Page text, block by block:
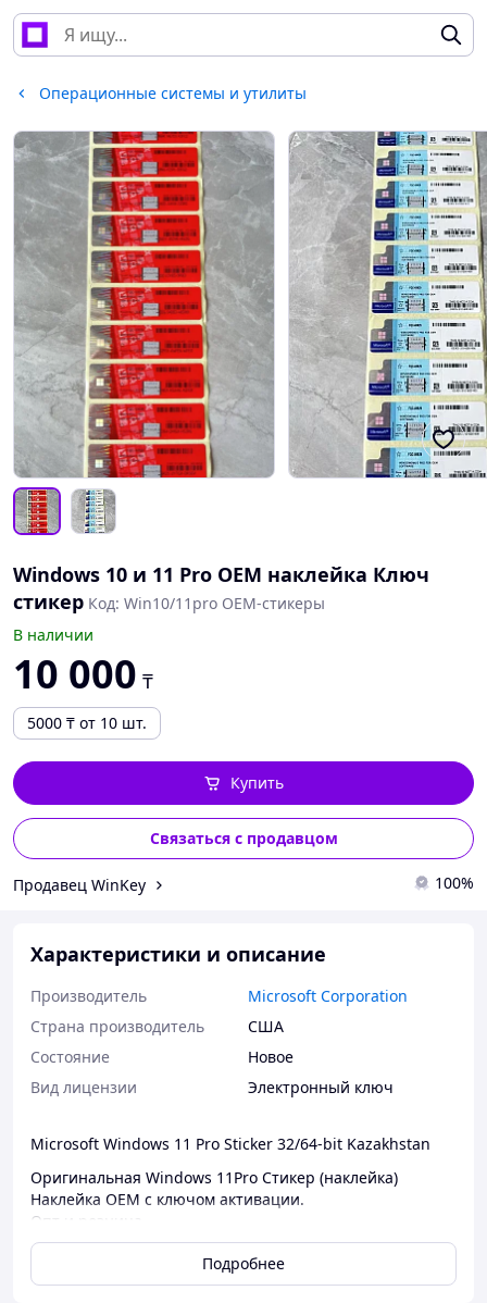
Операционные системы и утилиты
Windows 10 и 11 Pro ОЕМ наклейка Ключ
стикер Код: Win10/11pro OEM-стикеры
В наличии
10 000 ₸
5000 ₸ от 10 шт.
Купить
Связаться с продавцом
Продавец WinKey 100%
Характеристики и описание
Производитель
Microsoft Corporation
Страна производитель
США
Состояние
Новое
Вид лицензии
Электронный ключ
Microsoft Windows 11 Pro Sticker 32/64-bit Kazakhstan
Оригинальная Windows 11Pro Стикер (наклейка)
Наклейка ОЕМ с ключом активации.
Опт и розница.
Доставка по Алматы (Яндекс, индрайвер, самовывоз)
В другие города СДЭК и КазПочта.
При заказе от 100 штук доставка бесплатно.
Подробнее